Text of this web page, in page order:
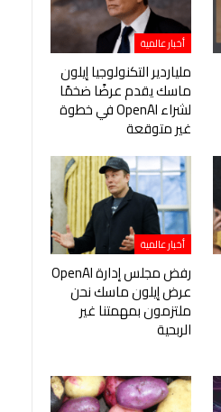
أخبار عالمية
ملياردير التكنولوجيا إيلون
ماسك يقدم عرضًا ضخمًا
لشراء OpenAI في خطوة
غير متوقعة
أخبار عالمية
رفض مجلس إدارة OpenAI
عرض إيلون ماسك نحن
ملتزمون بمهمتنا غير
الربحية